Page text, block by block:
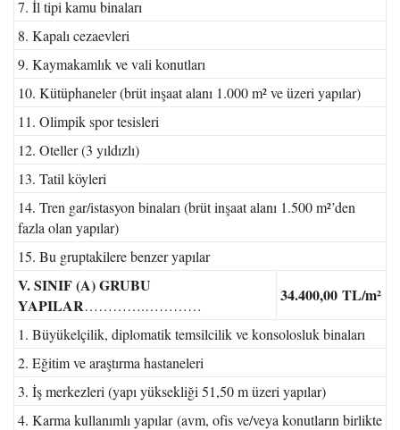
7. İl tipi kamu binaları
8. Kapalı cezaevleri
9. Kaymakamlık ve vali konutları
10. Kütüphaneler (brüt inşaat alanı 1.000 m² ve üzeri yapılar)
11. Olimpik spor tesisleri
12. Oteller (3 yıldızlı)
13. Tatil köyleri
14. Tren gar/istasyon binaları (brüt inşaat alanı 1.500 m²’den
fazla olan yapılar)
15. Bu gruptakilere benzer yapılar
V. SINIF (A) GRUBU
YAPILAR………….…………
34.400,00 TL/m²
1. Büyükelçilik, diplomatik temsilcilik ve konsolosluk binaları
2. Eğitim ve araştırma hastaneleri
3. İş merkezleri (yapı yüksekliği 51,50 m üzeri yapılar)
4. Karma kullanımlı yapılar (avm, ofis ve/veya konutların birlikte